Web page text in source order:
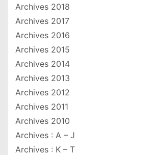
Archives 2018
Archives 2017
Archives 2016
Archives 2015
Archives 2014
Archives 2013
Archives 2012
Archives 2011
Archives 2010
Archives : A – J
Archives : K – T